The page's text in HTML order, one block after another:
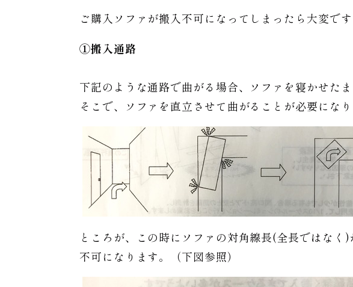
ご購入ソファが搬入不可になってしまったら大変で
①搬入通路
下記のような通路で曲がる場合、ソファを寝かせた
そこで、ソファを直立させて曲がることが必要になり
ところが、この時にソファの対角線長(全長ではな
不可になります。（下図参照）